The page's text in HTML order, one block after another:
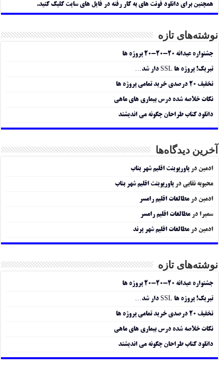
همچنین برای دانلود فونت های به کار رفته در فایل های سایت کلیک کنید.
نوشته‌های تازه
جشنواره عیدانه ۲۰-۲۰-۲۰ پروژه ها
تبریک! پروژه ها SSL دار شد…
تخفیف ۲۰ درصدی خرید تمامی پروژه ها
نکات خلاصه شده درس بیماری های ماهی
دانلود کتاب طراحان چگونه می اندیشند
آخرین دیدگاه‌ها
ادمین درپاورپوینت اقلیم شهر بناب
محبوبه نقابی درپاورپوینت اقلیم شهر بناب
ادمین درمطالعات اقلیم رامسر
سمیرا درمطالعات اقلیم رامسر
ادمین درمطالعات اقلیم شهر پرند
نوشته‌های تازه
جشنواره عیدانه ۲۰-۲۰-۲۰ پروژه ها
تبریک! پروژه ها SSL دار شد…
تخفیف ۲۰ درصدی خرید تمامی پروژه ها
نکات خلاصه شده درس بیماری های ماهی
دانلود کتاب طراحان چگونه می اندیشند